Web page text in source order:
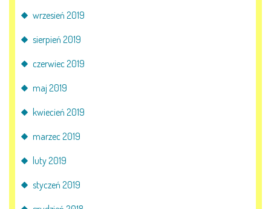
wrzesień 2019
sierpień 2019
czerwiec 2019
maj 2019
kwiecień 2019
marzec 2019
luty 2019
styczeń 2019